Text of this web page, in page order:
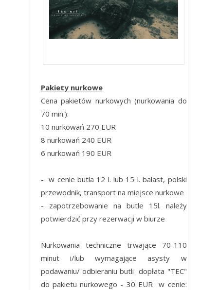
Pakiety nurkowe
Cena pakietów nurkowych (nurkowania do
70 min.):
10 nurkowań 270 EUR
8 nurkowań 240 EUR
6 nurkowań 190 EUR
- w cenie butla 12 l. lub 15 l. balast, polski
przewodnik, transport na miejsce nurkowe
- zapotrzebowanie na butle 15l. należy
potwierdzić przy rezerwacji w biurze
Nurkowania techniczne trwające 70-110
minut i/lub wymagające asysty w
podawaniu/ odbieraniu butli dopłata "TEC"
do pakietu nurkowego - 30 EUR w cenie: